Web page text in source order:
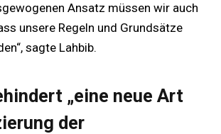
Ansatz müssen wir auch
unsere Regeln und Grundsätze
sagte Lahbib.
„eine neue Art
der